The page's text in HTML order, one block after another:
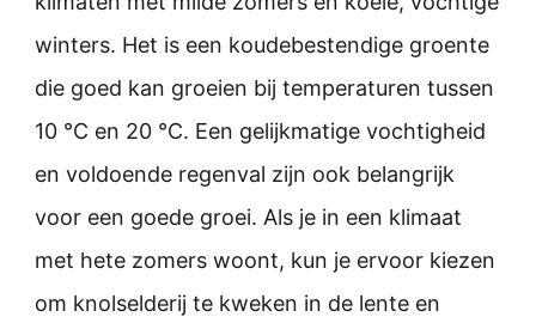
winters. Het is een koudebestendige groente
die goed kan groeien bij temperaturen tussen
10 °C en 20 °C. Een gelijkmatige vochtigheid
en voldoende regenval zijn ook belangrijk
voor een goede groei. Als je in een klimaat
met hete zomers woont, kun je ervoor kiezen
om knolselderij te kweken in de lente en